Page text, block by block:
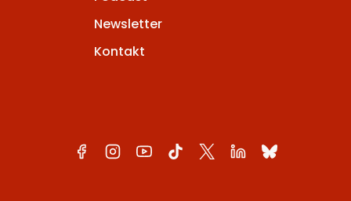
Newsletter
Kontakt